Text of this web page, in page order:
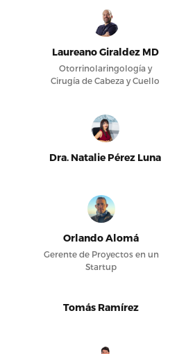
Laureano Giraldez MD
Otorrinolaringología y
Cirugía de Cabeza y Cuello
Dra. Natalie Pérez Luna
Orlando Alomá
Gerente de Proyectos en un
Startup
Tomás Ramírez